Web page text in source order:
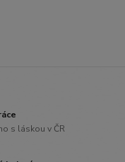
s láskou v ČR